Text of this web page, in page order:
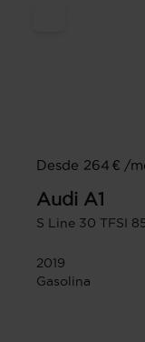
Desde 264 € /
Audi A1
S Line 30 TFSI
2019
Gasolina